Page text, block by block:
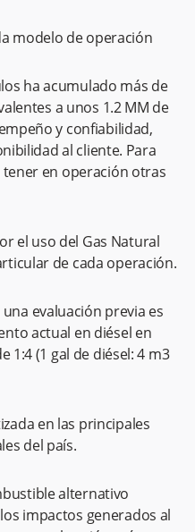
modelo de operación
ha acumulado más de
a unos 1.2 MM de
y confiabilidad,
al cliente. Para
en operación otras
el uso del Gas Natural
de cada operación.
evaluación previa es
actual en diésel en
1:4 (1 gal de diésel: 4 m3
en las principales
del país.
alternativo
impactos generados al